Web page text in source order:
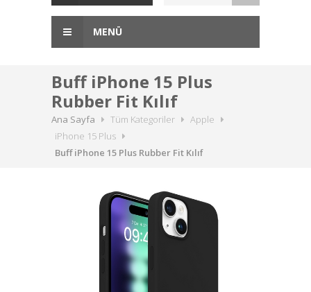
MENÜ
Buff iPhone 15 Plus
Rubber Fit Kılıf
Ana Sayfa Tüm Kategoriler
Apple
iPhone 15 Plus
Buff iPhone 15 Plus Rubber Fit Kılıf